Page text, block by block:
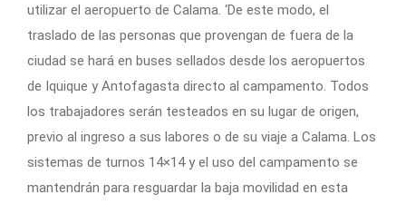
utilizar el aeropuerto de Calama. ‘De este modo, el
traslado de las personas que provengan de fuera de la
ciudad se hará en buses sellados desde los aeropuertos
de Iquique y Antofagasta directo al campamento. Todos
los trabajadores serán testeados en su lugar de origen,
previo al ingreso a sus labores o de su viaje a Calama. Los
sistemas de turnos 14×14 y el uso del campamento se
mantendrán para resguardar la baja movilidad en esta